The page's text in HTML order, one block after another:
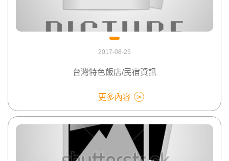
2017-08-25
台灣特色飯店/民宿資訊
更多內容